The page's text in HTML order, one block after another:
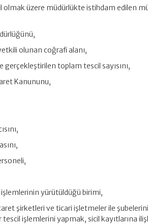
olmak üzere müdürlükte istihdam edilen
olunan coğrafi alanı,
toplam tescil sayısını,
Kanununu,
yürütüldüğü birimi,
şirketleri ve ticari işletmeler ile
işlemlerini yapmak, sicil kayıtlarına